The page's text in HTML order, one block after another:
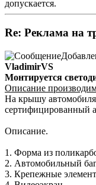
допускается.
Re: Реклама на
VladimirVS
Монтируется
Описание
На крышу автомобиля
сертифицированный
Описание.
1. Форма из
2. Автомобильный
3. Крепежные